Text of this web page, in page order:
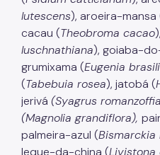
Mata Atlântica
Arborização Urbana
Áreas Protegidas, Áreas
Plano de Ação Climática
Serviços Ambientais
lutescens), aroeira-mansa
cacau (Theobroma cacao
luschnathiana), goiaba-
grumixama (Eugenia
(Tabebuia rosea), jatobá (
jerivá (Syagrus
(Magnolia grandiflora),
palmeira-azul (Bismarckia
leque-da-china (Livistona